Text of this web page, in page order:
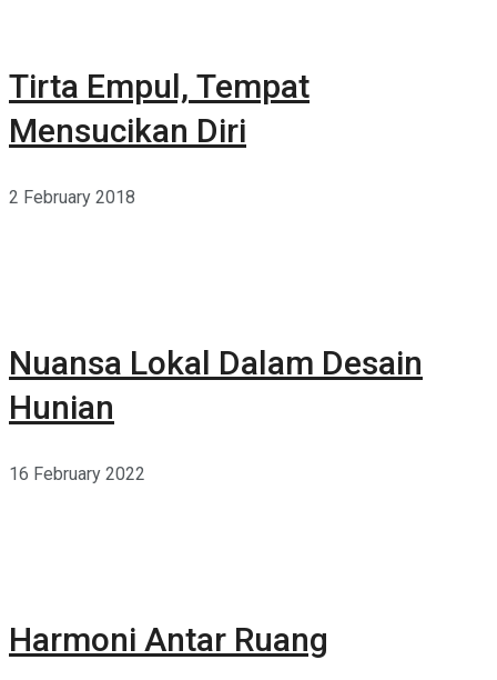
Tirta Empul, Tempat
Mensucikan Diri
2 February 2018
Nuansa Lokal Dalam Desain
Hunian
16 February 2022
Harmoni Antar Ruang